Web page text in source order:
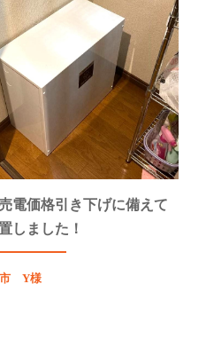
電価格引き下げに備えて
しました！
市 Y様